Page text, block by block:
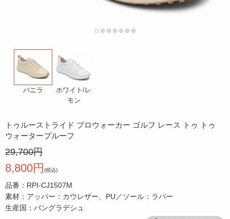
バニラ
ホワイト/レ
モン
トゥルーストライド プロウォーカー ゴルフ レース トゥ トゥ
ウォータープルーフ
29,700円
8,800円 (税込)
品番：RPI-CJ1507M
素材：アッパー：カウレザー、PU／ソール：ラバー
生産国：バングラデシュ